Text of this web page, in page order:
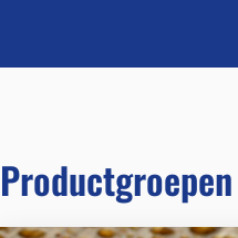
Productgroepen